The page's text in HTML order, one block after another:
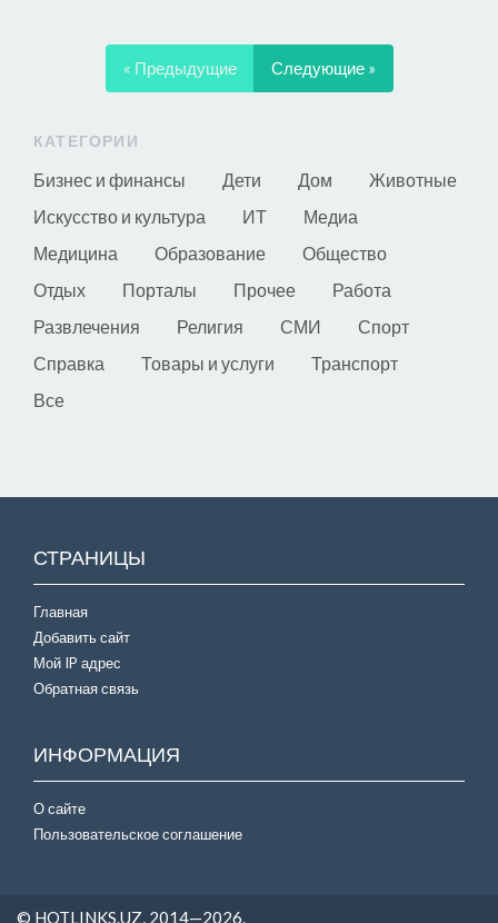
« Предыдущие Следующие »
КАТЕГОРИИ
Бизнес и финансы Дети Дом
Животные
Искусство и культура
ИТ
Медиа
Медицина
Образование
Общество
Отдых
Порталы Прочее
Работа
Развлечения
Религия СМИ
Спорт
Справка
Товары и услуги
Транспорт
Все
СТРАНИЦЫ
Главная
Добавить сайт
Мой IP адрес
Обратная связь
ИНФОРМАЦИЯ
О сайте
Пользовательское соглашение
© HOTLINKS.UZ, 2014—2026.